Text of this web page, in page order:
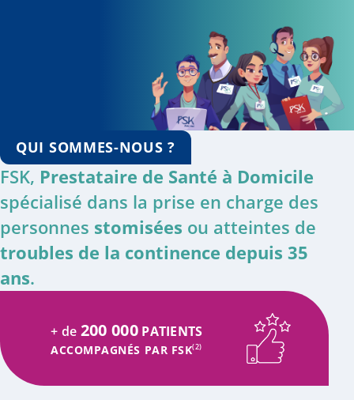
QUI SOMMES-NOUS ?
FSK, Prestataire de Santé à Domicile
spécialisé dans la prise en charge des
personnes stomisées ou atteintes de
troubles de la continence depuis 35
ans.
+ de 200 000 PATIENTS
ACCOMPAGNÉS PAR FSK(2)